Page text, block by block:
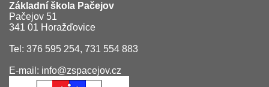
Základní škola Pačejov
Pačejov 51
341 01 Horažďovice
Tel: 376 595 254, 731 554 883
E-mail: info@zspacejov.cz